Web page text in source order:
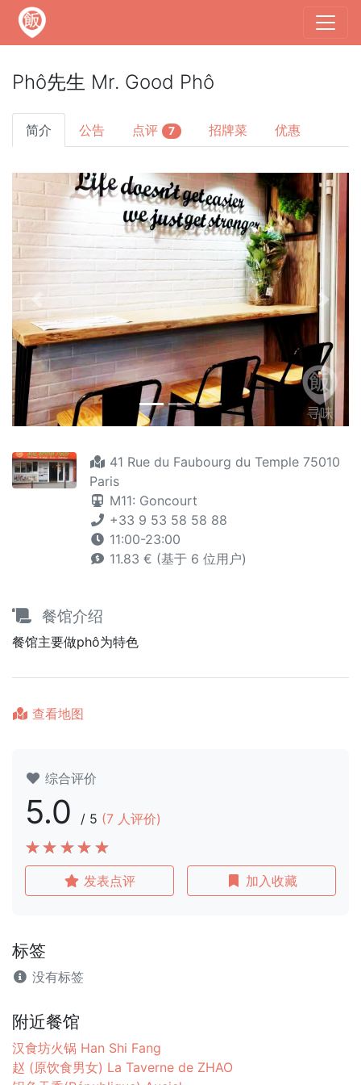
Phô先生 Mr. Good Phô
简介 公告 点评 7 招牌菜 优惠
Previous Next
41 Rue du Faubourg du Temple 75010
Paris
M11: Goncourt
+33 9 53 58 58 88
11:00-23:00
11.83 € (基于 6 位用户)
餐馆介绍
餐馆主要做phô为特色
查看地图
综合评价
5.0 / 5 (7 人评价)
发表点评 加入收藏
标签
没有标签
附近餐馆
汉食坊火锅 Han Shi Fang
赵 (原饮食男女) La Taverne de ZHAO